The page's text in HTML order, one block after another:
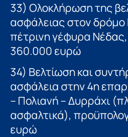
33) Ολοκλήρωση της
ασφάλειας στον δρόμο
πέτρινη γέφυρα
360.000 ευρώ
34) Βελτίωση και
ασφάλεια στην 4η
– Πολιανή – Δυρράχι
ασφαλτικά),
ευρώ